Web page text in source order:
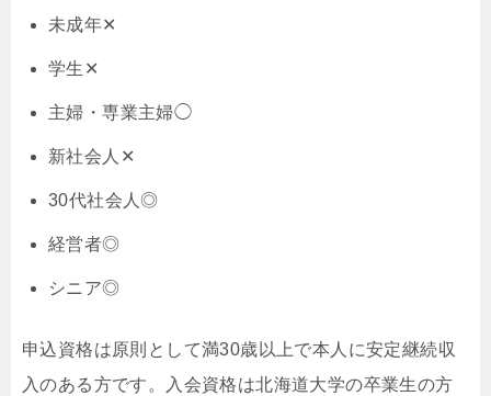
未成年✕
学生✕
主婦・専業主婦◯
新社会人✕
30代社会人◎
経営者◎
シニア◎
申込資格は原則として満30歳以上で本人に安定継続収
入のある方です。入会資格は北海道大学の卒業生の方